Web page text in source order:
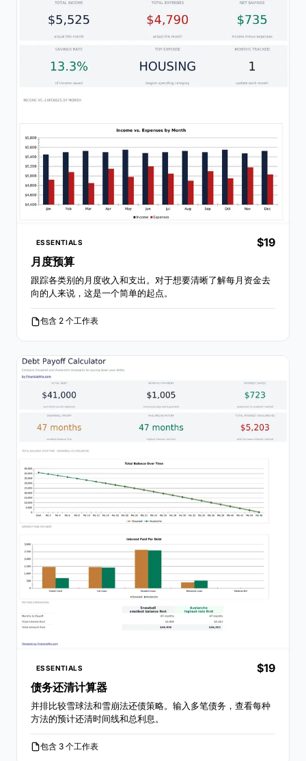
ESSENTIALS
$19
月度预算
跟踪各类别的月度收入和支出。对于想要清晰了解每月资金去
向的人来说，这是一个简单的起点。
包含 2 个工作表
ESSENTIALS
$19
债务还清计算器
并排比较雪球法和雪崩法还债策略。输入多笔债务，查看每种
方法的预计还清时间线和总利息。
包含 3 个工作表